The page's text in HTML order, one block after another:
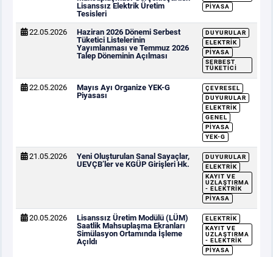
Lisanssız Elektrik Üretim
Tesisleri
PIYASA
22.05.2026
Haziran 2026 Dönemi Serbest
Tüketici Listelerinin
Yayımlanması ve Temmuz 2026
Talep Döneminin Açılması
DUYURULAR
ELEKTRIK
PIYASA
SERBEST
TÜKETICI
22.05.2026
Mayıs Ayı Organize YEK-G
Piyasası
ÇEVRESEL
DUYURULAR
ELEKTRIK
GENEL
PIYASA
YEK-G
21.05.2026
Yeni Oluşturulan Sanal Sayaçlar,
UEVÇB’ler ve KGÜP Girişleri Hk.
DUYURULAR
ELEKTRIK
KAYIT VE
UZLAŞTIRMA
- ELEKTRIK
PIYASA
20.05.2026
Lisanssız Üretim Modülü (LÜM)
Saatlik Mahsuplaşma Ekranları
Simülasyon Ortamında İşleme
Açıldı
ELEKTRIK
KAYIT VE
UZLAŞTIRMA
- ELEKTRIK
PIYASA